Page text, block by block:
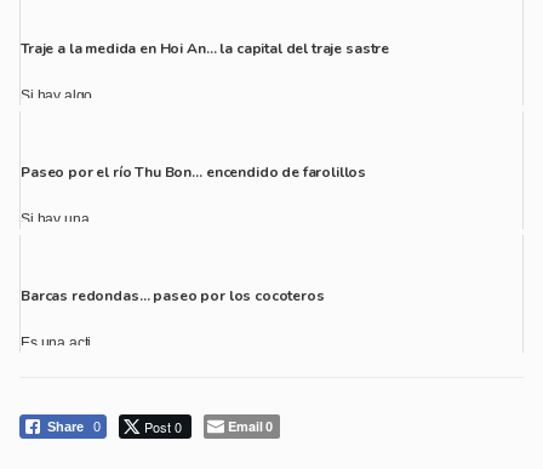
Traje a la medida en Hoi An… la capital del traje sastre
Si hay algo...
Paseo por el río Thu Bon… encendido de farolillos
Si hay una ...
Barcas redondas… paseo por los cocoteros
Es una acti...
Share 0 Post 0 Email0